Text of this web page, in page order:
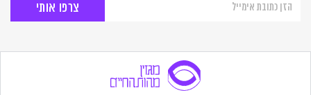
לניוזלטר
החיים